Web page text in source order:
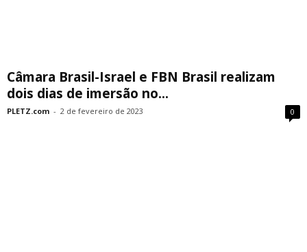
Câmara Brasil-Israel e FBN Brasil realizam
dois dias de imersão no...
PLETZ.com - 2 de fevereiro de 2023 0